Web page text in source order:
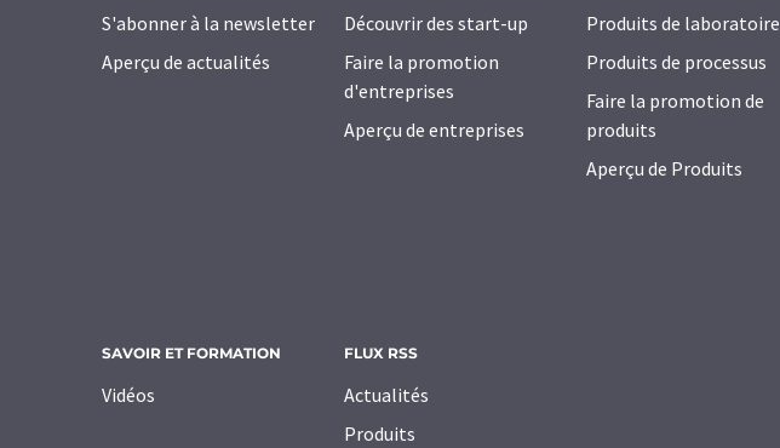
S'abonner à la newsletter
Aperçu de actualités
Découvrir des start-up
Faire la promotion
d'entreprises
Aperçu de entreprises
Produits de laboratoire
Produits de processus
Faire la promotion de
produits
Aperçu de Produits
SAVOIR ET FORMATION
Vidéos
FLUX RSS
Actualités
Produits